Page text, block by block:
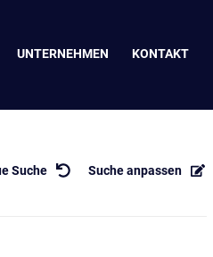
UNTERNEHMEN KONTAKT
Suche Suche anpassen